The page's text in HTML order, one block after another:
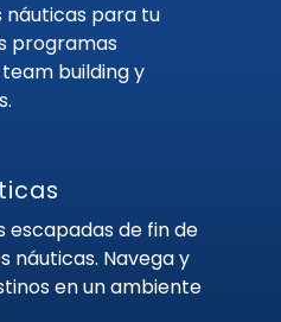
náuticas para tu
programas
building y
escapadas de fin de
náuticas. Navega y
en un ambiente